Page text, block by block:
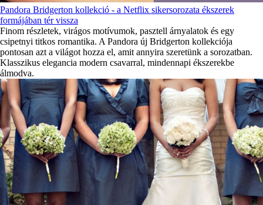
Pandora Bridgerton kollekció - a Netflix sikersorozata ékszerek
formájában tér vissza
Finom részletek, virágos motívumok, pasztell árnyalatok és egy
csipetnyi titkos romantika. A Pandora új Bridgerton kollekciója
pontosan azt a világot hozza el, amit annyira szeretünk a sorozatban.
Klasszikus elegancia modern csavarral, mindennapi ékszerekbe
álmodva.